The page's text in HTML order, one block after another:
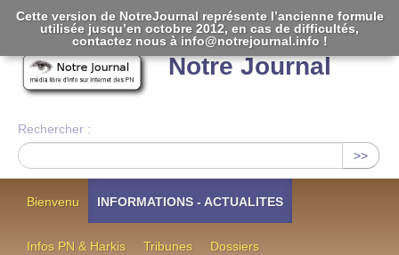
Notre Journal
Rechercher :
>>
Bienvenu INFORMATIONS - ACTUALITES
Infos PN & Harkis Tribunes Dossiers
Cette version de NotreJournal représente l’ancienne formule
utilisée jusqu’en octobre 2012, en cas de difficultés,
contactez nous à info@notrejournal.info !